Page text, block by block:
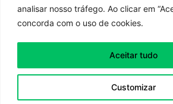
analisar nosso tráfego. Ao clicar em
concorda com o uso de cookies.
Customizar
Aceitar tudo
Contato
Toda honra e toda glória ao